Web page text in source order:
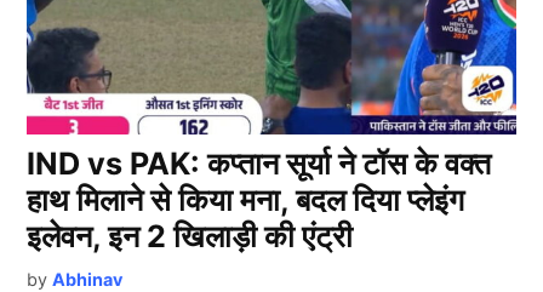
IND vs PAK: कप्तान सूर्या ने टॉस के वक्त
हाथ मिलाने से किया मना, बदल दिया प्लेइंग
इलेवन, इन 2 खिलाड़ी की एंट्री
by Abhinav